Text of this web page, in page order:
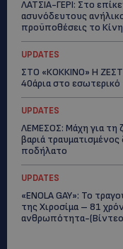
ΛΑΤΣΙΑ-ΓΕΡΙ: Στο
ασυνόδευτους
προϋποθέσεις το
UPDATES
ΣΤΟ «ΚΟΚΚΙΝΟ» Η
40άρια στο εσωτερικό
UPDATES
ΛΕΜΕΣΟΣ: Μάχη για τη
βαριά
ποδήλατο
UPDATES
«ENOLA GAY»: Το
της Χιροσίμα – 81
ανθρωπότητα-